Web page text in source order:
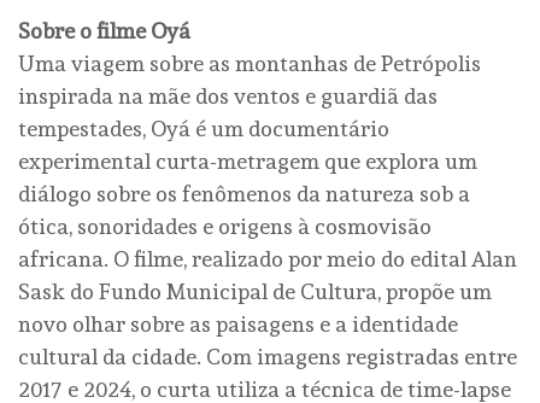
Sobre o filme Oyá
Uma viagem sobre as montanhas de Petrópolis
inspirada na mãe dos ventos e guardiã das
tempestades, Oyá é um documentário
experimental curta-metragem que explora um
diálogo sobre os fenômenos da natureza sob a
ótica, sonoridades e origens à cosmovisão
africana. O filme, realizado por meio do edital Alan
Sask do Fundo Municipal de Cultura, propõe um
novo olhar sobre as paisagens e a identidade
cultural da cidade. Com imagens registradas entre
2017 e 2024, o curta utiliza a técnica de time-lapse